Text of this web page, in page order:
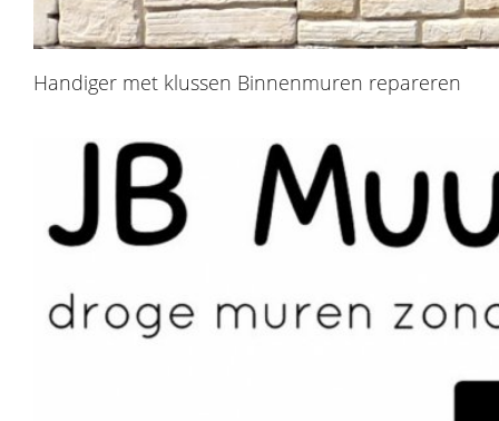
Handiger met klussen Binnenmuren repareren